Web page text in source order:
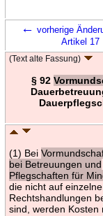
← vorherige
Artikel 17
(Text alte Fassung)
§ 92
(1) Bei
bei Betreuungen und
Pflegschaften für
die nicht auf einzelne
Rechtshandlungen
sind, werden Kosten